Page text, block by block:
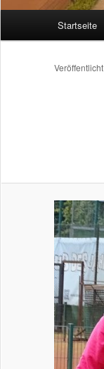
Startseite
Veröffentlicht